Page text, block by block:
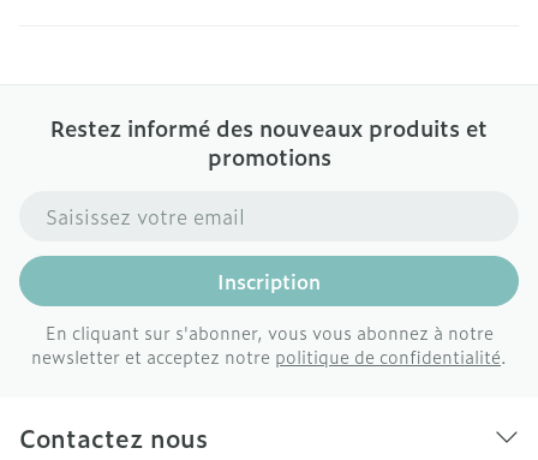
Restez informé des nouveaux produits et
promotions
Adresse mail
Inscription
En cliquant sur s'abonner, vous vous abonnez à notre
newsletter et acceptez notre politique de confidentialité.
Contactez nous